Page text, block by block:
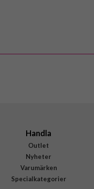
Handla
Outlet
Nyheter
Varumärken
Specialkategorier